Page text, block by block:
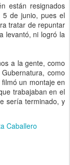
están resignados
de junio, pues el
tratar de repuntar
levantó, ni logró la
a la gente, como
como
un montaje en
trabajaban en el
sería terminado, y
Caballero